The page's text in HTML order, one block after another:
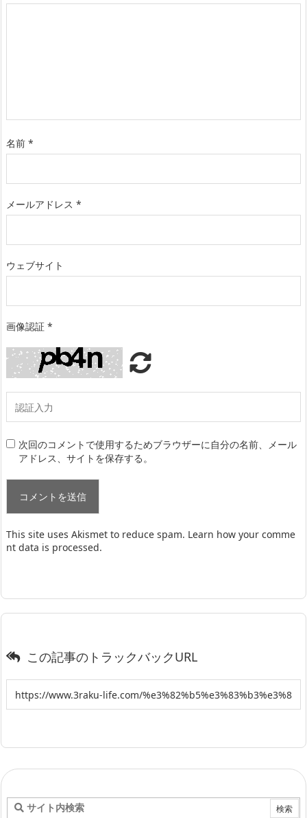
名前 *
メールアドレス *
ウェブサイト
画像認証 *
次回のコメントで使用するためブラウザーに自分の名前、メール
アドレス、サイトを保存する。
This site uses Akismet to reduce spam. Learn how your comme
nt data is processed.
この記事のトラックバックURL